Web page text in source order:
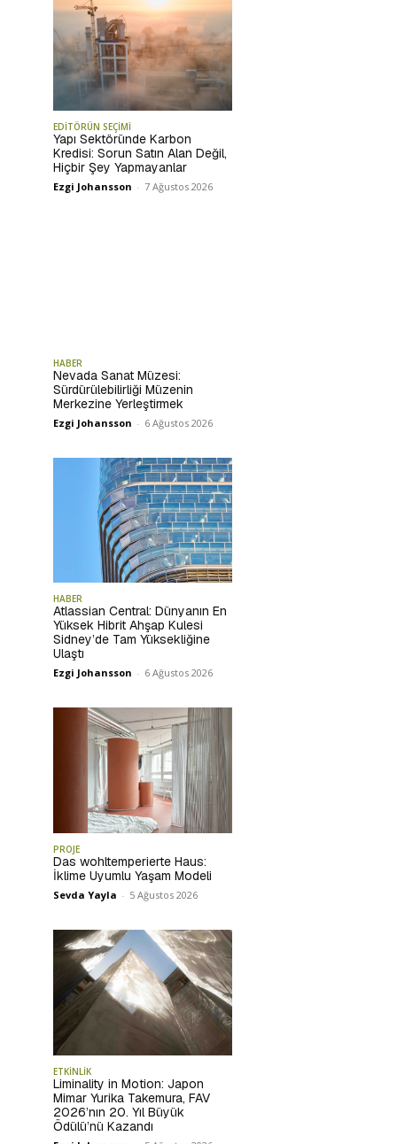
EDİTÖRÜN SEÇİMİ
Yapı Sektöründe Karbon
Kredisi: Sorun Satın Alan Değil,
Hiçbir Şey Yapmayanlar
Ezgi Johansson - 7 Ağustos 2026
HABER
Nevada Sanat Müzesi:
Sürdürülebilirliği Müzenin
Merkezine Yerleştirmek
Ezgi Johansson - 6 Ağustos 2026
HABER
Atlassian Central: Dünyanın En
Yüksek Hibrit Ahşap Kulesi
Sidney’de Tam Yüksekliğine
Ulaştı
Ezgi Johansson - 6 Ağustos 2026
PROJE
Das wohltemperierte Haus:
İklime Uyumlu Yaşam Modeli
Sevda Yayla - 5 Ağustos 2026
ETKİNLİK
Liminality in Motion: Japon
Mimar Yurika Takemura, FAV
2026’nın 20. Yıl Büyük
Ödülü’nü Kazandı